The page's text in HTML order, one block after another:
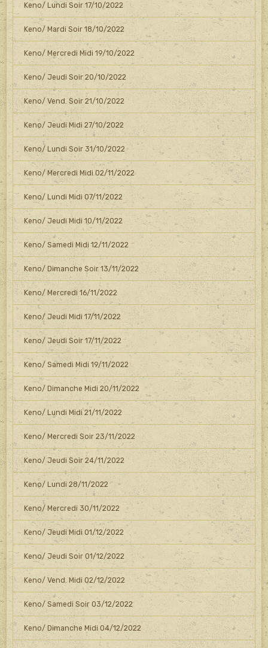
Keno/ Lundi Soir 17/10/2022
Keno/ Mardi Soir 18/10/2022
Keno/ Mercredi Midi 19/10/2022
Keno/ Jeudi Soir 20/10/2022
Keno/ Vend. Soir 21/10/2022
Keno/ Jeudi Midi 27/10/2022
Keno/ Lundi Soir 31/10/2022
Keno/ Mercredi Midi 02/11/2022
Keno/ Lundi Midi 07/11/2022
Keno/ Jeudi Midi 10/11/2022
Keno/ Samedi Midi 12/11/2022
Keno/ Dimanche Soir 13/11/2022
Keno/ Mercredi 16/11/2022
Keno/ Jeudi Midi 17/11/2022
Keno/ Jeudi Soir 17/11/2022
Keno/ Samedi Midi 19/11/2022
Keno/ Dimanche Midi 20/11/2022
Keno/ Lundi Midi 21/11/2022
Keno/ Mercredi Soir 23/11/2022
Keno/ Jeudi Soir 24/11/2022
Keno/ Lundi 28/11/2022
Keno/ Mercredi 30/11/2022
Keno/ Jeudi Midi 01/12/2022
Keno/ Jeudi Soir 01/12/2022
Keno/ Vend. Midi 02/12/2022
Keno/ Samedi Soir 03/12/2022
Keno/ Dimanche Midi 04/12/2022